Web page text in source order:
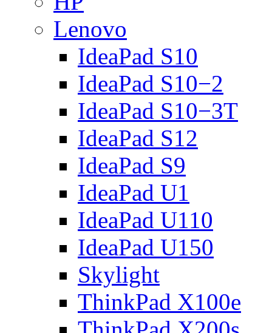
Lenovo
IdeaPad S10
IdeaPad S10−2
IdeaPad S10−3T
IdeaPad S12
IdeaPad S9
IdeaPad U1
IdeaPad U110
IdeaPad U150
Skylight
ThinkPad X100e